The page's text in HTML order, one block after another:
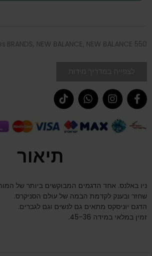
BRANDS, NEW BALANCE, NEW BALANCE 550
תיאור
ניו באלנס. אחד הדגמים המבוקשים ביותר של
שחזר ובענק לקדמת הבמה של עולם הסניקרס.
הדגם יוניסקס מתאים גם לנשים וגם לגברים.
זמין במלאי במידה 45-36.